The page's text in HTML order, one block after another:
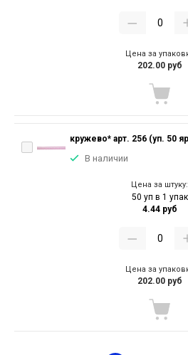
Цена за
202.00 руб
кружево* арт. 256 (уп. 50
В наличии
Цена за штуку:
50 уп в 1 упак
4.44 руб
Цена за
202.00 руб